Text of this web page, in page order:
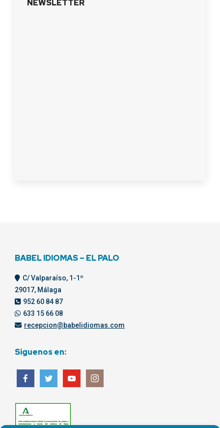
NEWSLETTER
BABEL IDIOMAS – EL PALO
C/ Valparaíso, 1-1º
29017, Málaga
952 60 84 87
633 15 66 08
recepcion@babelidiomas.com
Siguenos en: